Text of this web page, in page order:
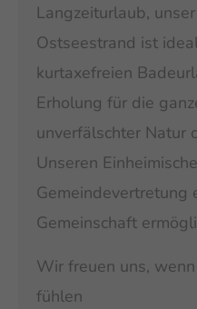
Langzeiturlaub,
Ostseestrand ist
kurtaxefreien
Erholung für die
unverfälschter Natur
Unseren
Gemeindevertretung
Gemeinschaft
Wir freuen uns,
fühlen